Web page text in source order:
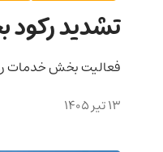
تشدید
فعالیت بخش خدمات روسیه
13 تیر 1405